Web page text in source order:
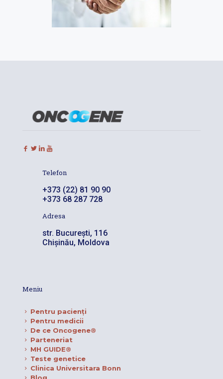
Telefon
+373 (22) 81 90 90
+373 68 287 728
Adresa
str. București, 116
Chișinău, Moldova
Meniu
Pentru pacienţi
Pentru medicii
De ce Oncogene®
Parteneriat
MH GUIDE®
Teste genetice
Clinica Universitara Bonn